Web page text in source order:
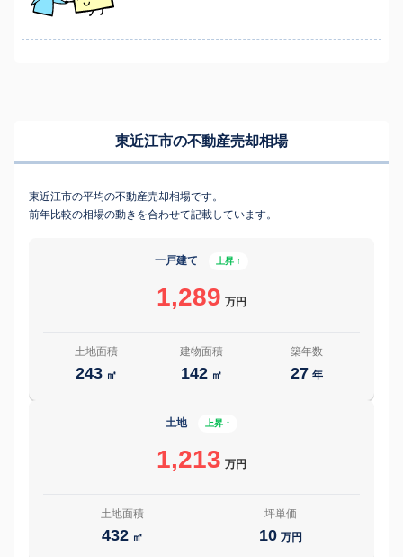
東近江市の不動産売却相場
東近江市の平均の不動産売却相場です。
前年比較の相場の動きを合わせて記載しています。
一戸建て 上昇 ↑
1,289 万円
土地面積
243 ㎡
建物面積
142 ㎡
築年数
27 年
土地 上昇 ↑
1,213 万円
土地面積
432 ㎡
坪単価
10 万円